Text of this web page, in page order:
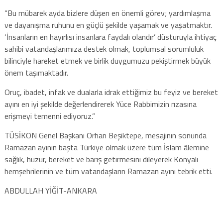
“Bu mübarek ayda bizlere düşen en önemli görev; yardımlaşma
ve dayanışma ruhunu en güçlü şekilde yaşamak ve yaşatmaktır.
‘İnsanların en hayırlısı insanlara faydalı olandır’ düsturuyla ihtiyaç
sahibi vatandaşlarımıza destek olmak, toplumsal sorumluluk
bilinciyle hareket etmek ve birlik duygumuzu pekiştirmek büyük
önem taşımaktadır.
Oruç, ibadet, infak ve dualarla idrak ettiğimiz bu feyiz ve bereket
ayını en iyi şekilde değerlendirerek Yüce Rabbimizin rızasına
erişmeyi temenni ediyoruz.”
TÜSİKON Genel Başkanı Orhan Beşiktepe, mesajının sonunda
Ramazan ayının başta Türkiye olmak üzere tüm İslam âlemine
sağlık, huzur, bereket ve barış getirmesini dileyerek Konyalı
hemşehrilerinin ve tüm vatandaşların Ramazan ayını tebrik etti.
ABDULLAH YİĞİT-ANKARA